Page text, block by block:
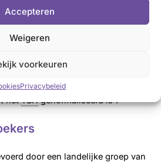
Accepteren
Weigeren
voorkeuren
Privacybeleid
met
niet als
-therapie hanteren, maar
de substitutie met
is, dan wel zo min mogelijk
hetTSHgenormaliseerd is”.
door een landelijke groep van